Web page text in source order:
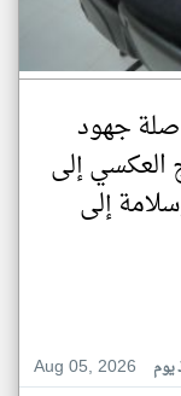
جهود
العكسي إلى
إلى
Aug 05, 2026
يوم